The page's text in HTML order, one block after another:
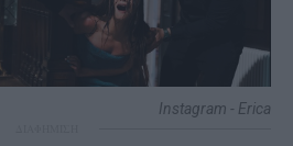
Instagram - Erica